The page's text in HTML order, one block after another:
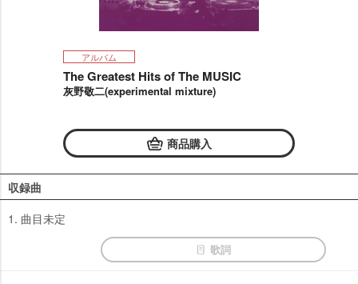
アルバム
The Greatest Hits of The MUSIC
灰野敬二(experimental mixture)
商品購入
収録曲
1. 曲目未定
歌詞